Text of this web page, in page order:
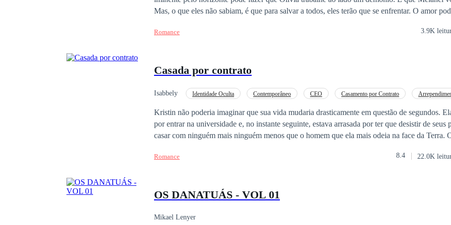
Mas, o que eles não sabiam, é que para salvar a todos, eles terão que se enfrentar. O amor pode mesmo superar
Romance 3.9K
Casada por contrato
Isabbely Identidade Oculta Contemporâneo CEO Casamento por Contrato
Kristin não poderia imaginar que sua vida mudaria drasticamente em questão de segundos.
por entrar na universidade e, no instante seguinte, estava arrasada por ter que desistir de seus
casar com ninguém mais ninguém menos que o homem que ela mais odeia na face da Terra. O destino nos
assim. Não estava nos seus planos casar tão cedo, tendo em vista que tem apenas 18 anos. Ela não sentia amor
imaginar algo bom surgindo dessa relação conturbada. No entanto, o destino sempre pode te
metade, pois a saudade nada mais é do que o sentimento de que algo nos falta, algo que já foi
Romance 8.4 22.0K
OS DANATUÁS - VOL 01
Mikael Lenyer